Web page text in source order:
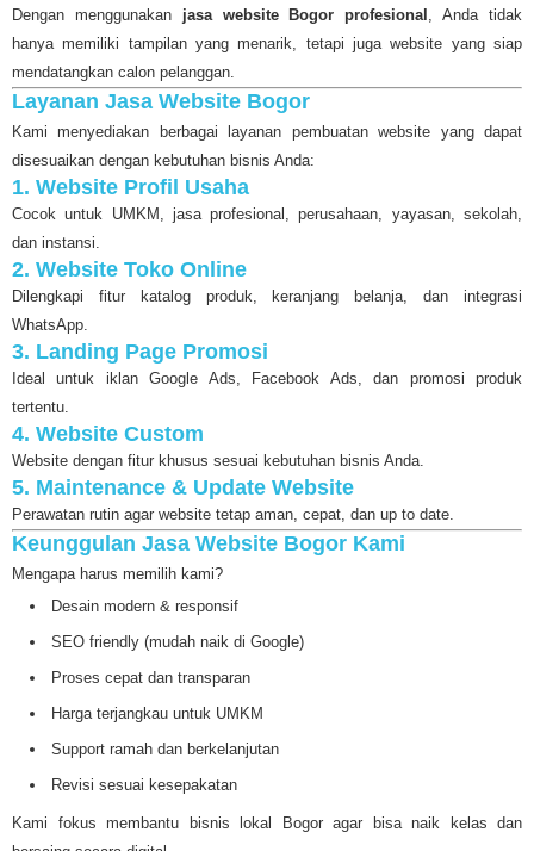
Dengan menggunakan jasa website Bogor profesional , Anda tidak
hanya memiliki tampilan yang menarik, tetapi juga website yang siap
mendatangkan calon pelanggan.
Layanan Jasa Website Bogor
Kami menyediakan berbagai layanan pembuatan website yang dapat
disesuaikan dengan kebutuhan bisnis Anda:
1. Website Profil Usaha
Cocok untuk UMKM, jasa profesional, perusahaan, yayasan, sekolah,
dan instansi.
2. Website Toko Online
Dilengkapi fitur katalog produk, keranjang belanja, dan integrasi
WhatsApp.
3. Landing Page Promosi
Ideal untuk iklan Google Ads, Facebook Ads, dan promosi produk
tertentu.
4. Website Custom
Website dengan fitur khusus sesuai kebutuhan bisnis Anda.
5. Maintenance & Update Website
Perawatan rutin agar website tetap aman, cepat, dan up to date.
Keunggulan Jasa Website Bogor Kami
Mengapa harus memilih kami?
Desain modern & responsif
SEO friendly (mudah naik di Google)
Proses cepat dan transparan
Harga terjangkau untuk UMKM
Support ramah dan berkelanjutan
Revisi sesuai kesepakatan
Kami fokus membantu bisnis lokal Bogor agar bisa naik kelas dan